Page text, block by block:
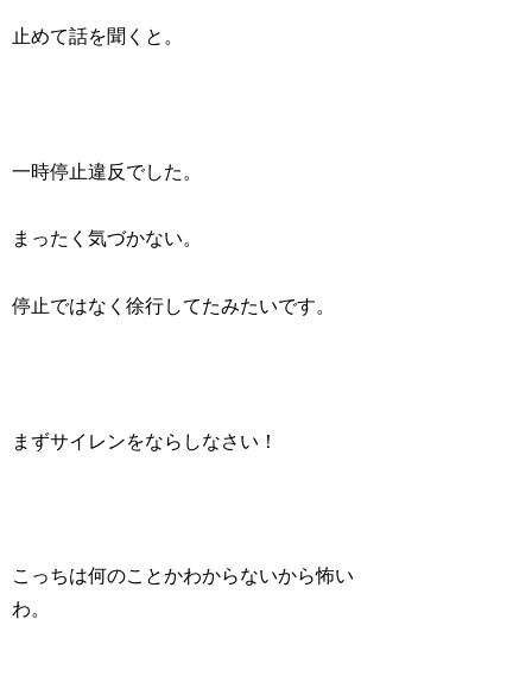
止めて話を聞くと。
一時停止違反でした。
まったく気づかない。
停止ではなく徐行してたみたいです。
まずサイレンをならしなさい！
こっちは何のことかわからないから怖い
わ。